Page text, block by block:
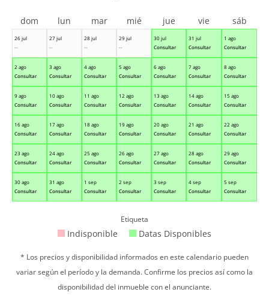
26 jul
--
27 jul
--
28 jul
--
29 jul
--
30 jul
Consultar
31 jul
Consultar
1 ago
Consultar
2 ago
Consultar
3 ago
Consultar
4 ago
Consultar
5 ago
Consultar
6 ago
Consultar
7 ago
Consultar
8 ago
Consultar
9 ago
Consultar
10 ago
Consultar
11 ago
Consultar
12 ago
Consultar
13 ago
Consultar
14 ago
Consultar
15 ago
Consultar
16 ago
Consultar
17 ago
Consultar
18 ago
Consultar
19 ago
Consultar
20 ago
Consultar
21 ago
Consultar
22 ago
Consultar
23 ago
Consultar
24 ago
Consultar
25 ago
Consultar
26 ago
Consultar
27 ago
Consultar
28 ago
Consultar
29 ago
Consultar
30 ago
Consultar
31 ago
Consultar
1 sep
Consultar
2 sep
Consultar
3 sep
Consultar
4 sep
Consultar
5 sep
Consultar
dom lun mar mié jue vie sáb
Etiqueta
Indisponible Datas Disponibles
* Los precios y disponibilidad informados en este calendario pueden
variar según el período y la demanda. Confirme los precios así como la
disponibilidad del inmueble con el anunciante.